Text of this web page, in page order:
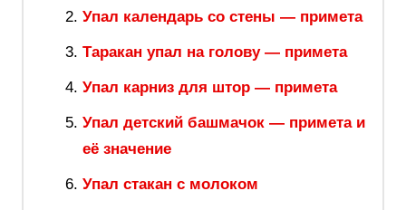
Упал календарь со стены — примета
Таракан упал на голову — примета
Упал карниз для штор — примета
Упал детский башмачок — примета и
её значение
Упал стакан с молоком